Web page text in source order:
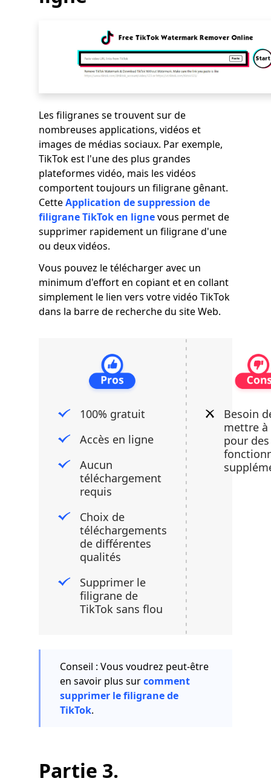
Les filigranes se trouvent sur de
nombreuses applications, vidéos et
images de médias sociaux. Par exemple,
TikTok est l'une des plus grandes
plateformes vidéo, mais les vidéos
comportent toujours un filigrane gênant.
CetteApplication de suppression de
filigrane TikTok en lignevous permet de
supprimer rapidement un filigrane d'une
ou deux vidéos.
Vous pouvez le télécharger avec un
minimum d'effort en copiant et en collant
simplement le lien vers votre vidéo TikTok
dans la barre de recherche du site Web.
100% gratuit
Accès en ligne
Aucun
téléchargement
requis
Choix de
téléchargements
de différentes
qualités
Supprimer le
filigrane de
TikTok sans flou
Besoin
mettre à
pour des
Conseil : Vous voudrez peut-être
en savoir plus surcomment
supprimer le filigrane de
TikTok.
Partie 3.